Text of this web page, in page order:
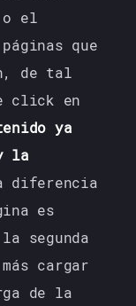
o el
que
de tal
click en
ya
la
diferencia
es
segunda
cargar
de la